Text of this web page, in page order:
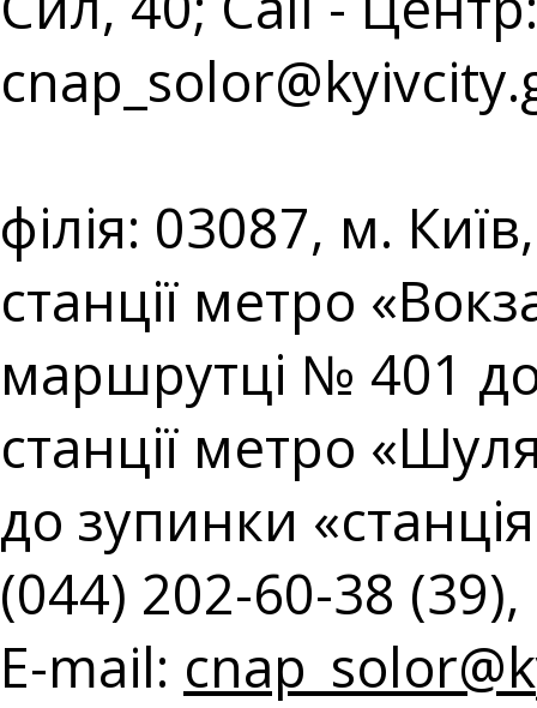
філія: 03087, м.
станції метро
маршрутці № 401
станції метро
до зупинки
(044) 202-60-38
E-mail: